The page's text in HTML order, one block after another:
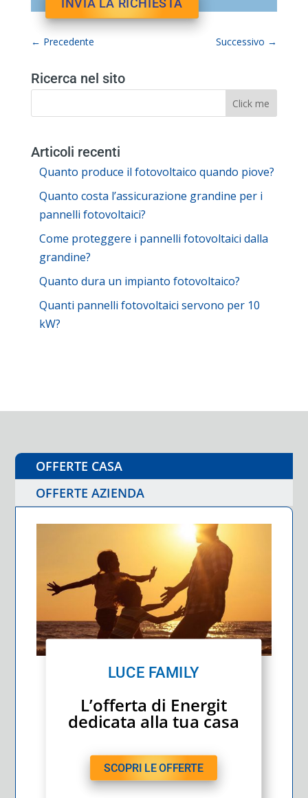
← Precedente Successivo →
Ricerca nel sito
Articoli recenti
Quanto produce il fotovoltaico quando piove?
Quanto costa l’assicurazione grandine per i
pannelli fotovoltaici?
Come proteggere i pannelli fotovoltaici dalla
grandine?
Quanto dura un impianto fotovoltaico?
Quanti pannelli fotovoltaici servono per 10
kW?
OFFERTE CASA
OFFERTE AZIENDA
LUCE FAMILY
L’offerta di Energit
dedicata alla tua casa
SCOPRI LE OFFERTE